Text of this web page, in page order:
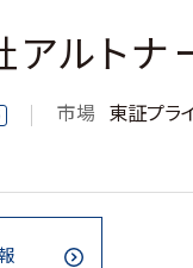
アルトナ
市場
東証プラ